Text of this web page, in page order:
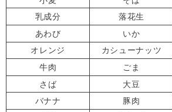
乳成分
落花生
あわび
いか
オレンジ
カシューナッツ
牛肉
ごま
さば
大豆
バナナ
豚肉